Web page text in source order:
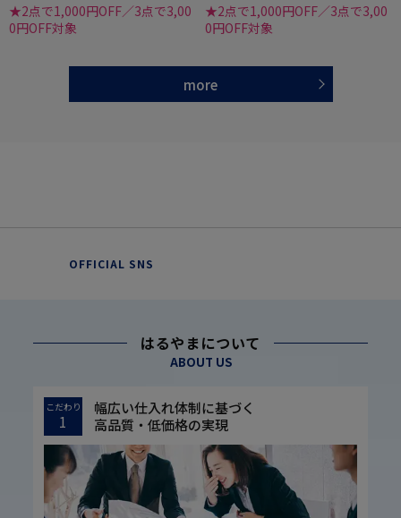
★2点で1,000円OFF／3点で3,00
0円OFF対象
★2点で1,000円OFF／3点で3,00
0円OFF対象
more
OFFICIAL SNS
はるやまについて
ABOUT US
こだわり
1
幅広い仕入れ体制に基づく
高品質・低価格の実現